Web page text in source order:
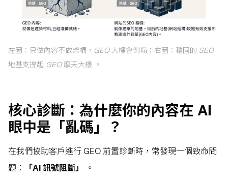
左圖：只做內容不做架構，GEO 大樓會倒塌；右圖：穩固的 SEO
地基支撐起 GEO 摩天大樓 。
核心診斷：為什麼你的內容在 AI
眼中是「亂碼」？
在我們協助客戶進行 GEO 前置診斷時，常發現一個致命問
題： 「AI 訊號阻斷」 。